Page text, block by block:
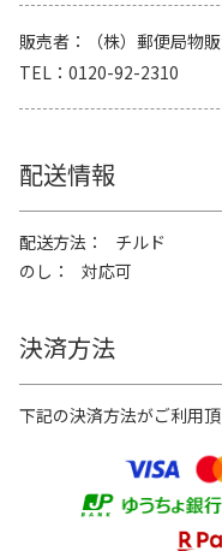
販売者
（株）郵便局物
TEL
0120-92-2310
配送情報
配送方法
チルド
のし
対応可
決済方法
下記の決済方法がご利用頂